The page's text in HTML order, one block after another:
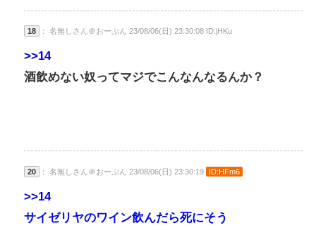
18 ： 名無しさん＠おーぷん 23/08/06(日) 23:30:08 ID:jHKu
>>14
酒飲めない奴ってマジでこんなんなるんか？
20 ： 名無しさん＠おーぷん 23/08/06(日) 23:30:19 ID:HFm6
>>14
サイゼリヤのワイン飲んだら死にそう